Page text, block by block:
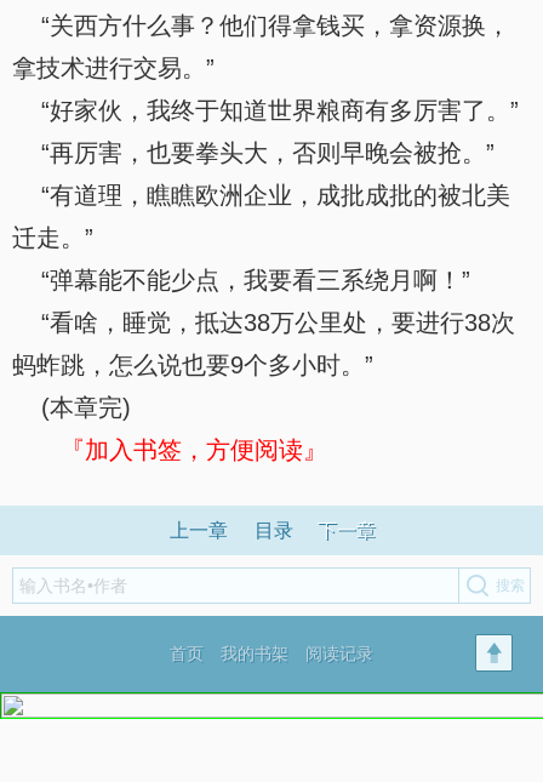
“关西方什么事？他们得拿钱买，拿资源换，
拿技术进行交易。”
“好家伙，我终于知道世界粮商有多厉害了。”
“再厉害，也要拳头大，否则早晚会被抢。”
“有道理，瞧瞧欧洲企业，成批成批的被北美
迁走。”
“弹幕能不能少点，我要看三系绕月啊！”
“看啥，睡觉，抵达38万公里处，要进行38次
蚂蚱跳，怎么说也要9个多小时。”
(本章完)
『加入书签，方便阅读』
上一章 目录 下一章
首页 我的书架 阅读记录